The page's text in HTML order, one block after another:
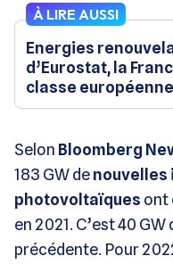
À LIRE AUSSI
Energies
d’Eurostat, la
classe européenne
Selon Bloomberg
183 GW de
photovoltaïques ont
en 2021. C’est 40 GW
précédente. Pour